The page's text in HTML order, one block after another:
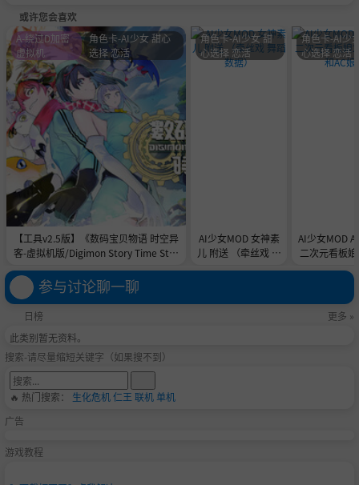
或许您会喜欢
【工具v2.5版】《数码宝贝物语 时空异
客-虚拟机版/Digimon Story Time Stra
官中免安装-简中31.1GB
A-绕过D加密
虚拟机
角色卡-AI少女 甜心
选择 恋活
AI少女MOD 女神素
儿 附送 （牵丝戏 舞
角色卡-AI少女 甜
心选择 恋活
AI少女MOD A
二次元看板
角色卡-AI少
心选择 恋活
参与讨论聊一聊
日榜
更多 »
此类别暂无资料。
搜索-请尽量缩短关键字（如果搜不到）
🔥 热门搜索： 生化危机仁王 联机单机
广告
游戏教程